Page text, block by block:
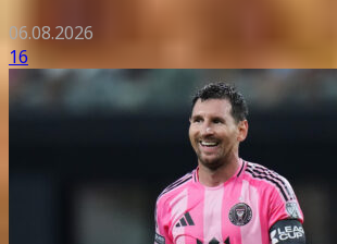
06.08.2026
16